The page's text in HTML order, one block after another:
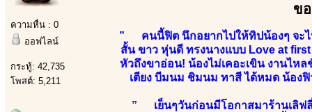
ความหื่น : 0
ออฟไลน์
กระทู้: 42,735
โพสต์: 5,211
ข
” คนนี้ฟิต นึกอยากไปให้ทิปน้องๆ จะไป
สั้น ขาว หุ่นดี ทรงนางแบบ Love at
หัวถึงขาอ่อน! น้องไม่เคอะเขิน งานไห
เตียง บีมนม ชิมนม ทาสี ได้หมด น้องฟิ
” เย็นๆวันก่อนมีโอกาสมาร้านเลิฟ